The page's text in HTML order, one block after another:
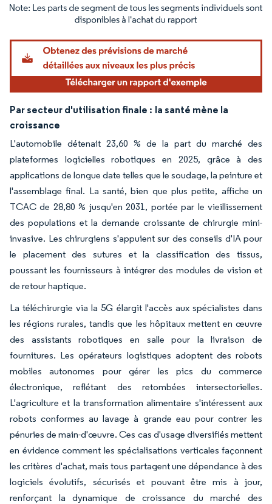
Image © Mordor Intelligence. La réutilisation nécessite une attribution sous CC BY
Par secteur d'utilisation finale : la santé mène la
croissance
L'automobile détenait 23,60 % de la part du marché des
plateformes logicielles robotiques en 2025, grâce à des
applications de longue date telles que le soudage, la peinture et
l'assemblage final. La santé, bien que plus petite, affiche un
TCAC de 28,80 % jusqu'en 2031, portée par le vieillissement
des populations et la demande croissante de chirurgie mini-
invasive. Les chirurgiens s'appuient sur des conseils d'IA pour
le placement des sutures et la classification des tissus,
poussant les fournisseurs à intégrer des modules de vision et
de retour haptique.
La téléchirurgie via la 5G élargit l'accès aux spécialistes dans
les régions rurales, tandis que les hôpitaux mettent en œuvre
des assistants robotiques en salle pour la livraison de
fournitures. Les opérateurs logistiques adoptent des robots
mobiles autonomes pour gérer les pics du commerce
électronique, reflétant des retombées intersectorielles.
L'agriculture et la transformation alimentaire s'intéressent aux
robots conformes au lavage à grande eau pour contrer les
pénuries de main-d'œuvre. Ces cas d'usage diversifiés mettent
en évidence comment les spécialisations verticales façonnent
les critères d'achat, mais tous partagent une dépendance à des
logiciels évolutifs, sécurisés et pouvant être mis à jour,
renforçant la dynamique de croissance du marché des